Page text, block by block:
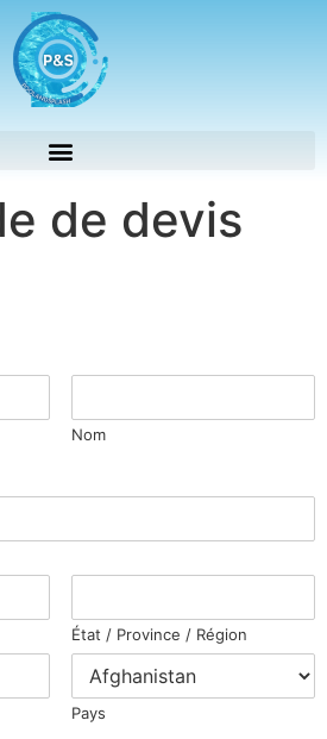
de devis
Nom
État / Province / Région
Pays